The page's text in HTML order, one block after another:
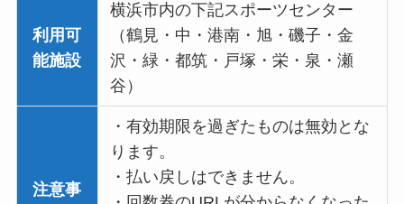
利用可
能施設
横浜市内の下記スポーツセンター
（鶴見・中・港南・旭・磯子・金
沢・緑・都筑・戸塚・栄・泉・瀬
谷）
注意事
・有効期限を過ぎたものは無効とな
ります。
・払い戻しはできません。